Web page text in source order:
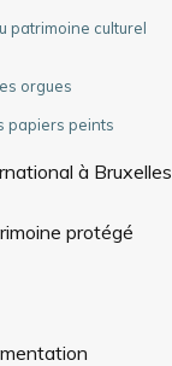
patrimoine culturel
orgues
papiers peints
à Bruxelles
protégé